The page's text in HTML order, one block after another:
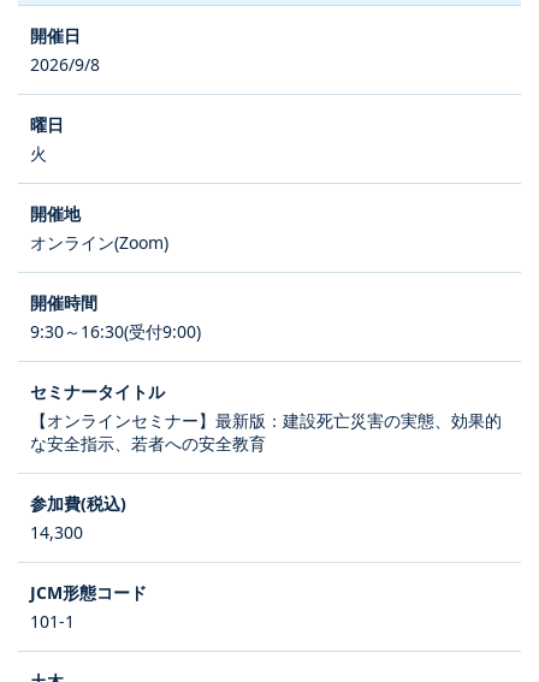
2026/9/8
火
オンライン(Zoom)
9:30～16:30(受付9:00)
【オンラインセミナー】最新版：建設死亡災害の実態、効果的
な安全指示、若者への安全教育
14,300
101-1